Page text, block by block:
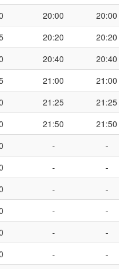
20:00 20:00
20:20 20:20
20:40 20:40
21:00 21:00
21:25 21:25
21:50 21:50
- -
- -
- -
- -
- -
- -